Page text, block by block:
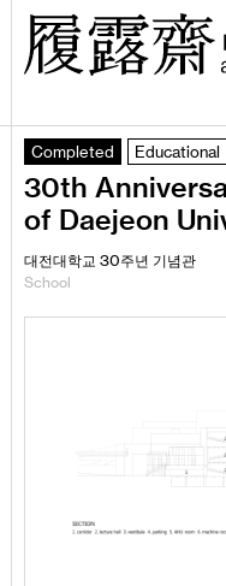
Completed Educational
30th
of Daejeon
대전대학교 30주년 기념관
School